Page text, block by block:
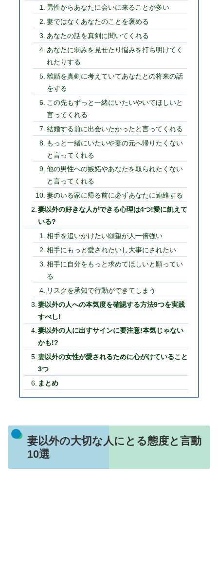
男性からあなたに会いに来ることが多い
妻ではなくあなたのことを褒める
あなたの話を真剣に聞いてくれる
あなたに弱みを見せたり悩みを打ち明けてく
れたりする
離婚を真剣に考えていてあなたとの将来の話
をする
この先もずっと一緒にいたいやいてほしいと
言ってくれる
結婚する前に出会いたかったと言ってくれる
もっと一緒にいたいや妻の元へ帰りたくない
と言ってくれる
他の男性への嫉妬やあなたを取られたくない
と言ってくれる
妻のいる家に帰る前に必ずあなたに連絡する
妻以外の好きな人ができる心理は4つ!愛に飢えて
いる?
相手を追いかけたい願望が人一倍強い
相手にもっと愛されたいし大事にされたい
相手に自分をもっと求めてほしいと願ってい
る
リスクを承知で行動ができてしまう
妻以外の人への本気度を確認する方法9つを実践
すべし!
妻以外の人に出すサインに要注意!本気じゃない
かも!?
妻以外の女性が愛されるために心がけていること
3つ
まとめ
妻以外の大切な人にとる態度と言動
10選